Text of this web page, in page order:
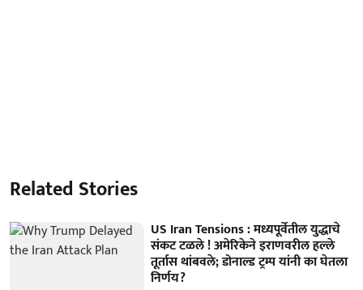
Related Stories
US Iran Tensions : मध्यपूर्वेतील युद्धाचे
संकट टळले ! अमेरिकेने इराणवरील हल्ले
तूर्तास थांबवले; डोनाल्ड ट्रम्प यांनी का घेतला
निर्णय?